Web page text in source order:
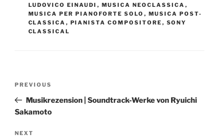
LUDOVICO EINAUDI , MUSICA NEOCLASSICA ,
MUSICA PER PIANOFORTE SOLO , MUSICA POST-
CLASSICA , PIANISTA COMPOSITORE , SONY
CLASSICAL
Previous
Post
PREVIOUS
Musikrezension | Soundtrack-Werke von Ryuichi
Sakamoto
Next
NEXT